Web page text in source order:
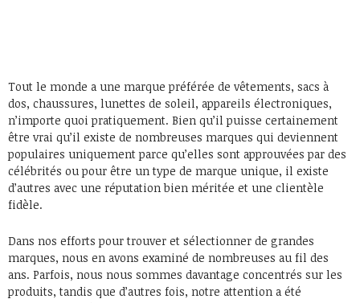
Tout le monde a une marque préférée de vêtements, sacs à
dos, chaussures, lunettes de soleil, appareils électroniques,
n’importe quoi pratiquement. Bien qu’il puisse certainement
être vrai qu’il existe de nombreuses marques qui deviennent
populaires uniquement parce qu’elles sont approuvées par des
célébrités ou pour être un type de marque unique, il existe
d’autres avec une réputation bien méritée et une clientèle
fidèle.
Dans nos efforts pour trouver et sélectionner de grandes
marques, nous en avons examiné de nombreuses au fil des
ans. Parfois, nous nous sommes davantage concentrés sur les
produits, tandis que d’autres fois, notre attention a été